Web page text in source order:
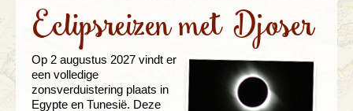
Eclipsreizen met Djoser
Op 2 augustus 2027 vindt er
een volledige
zonsverduistering plaats in
Egypte en Tunesië. Deze